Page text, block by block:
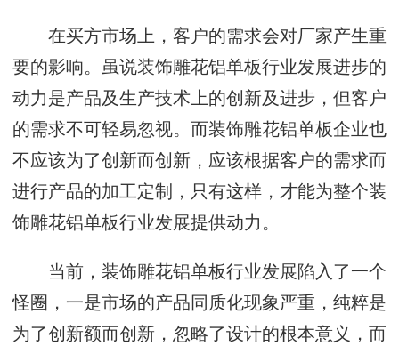
在买方市场上，客户的需求会对厂家产生重
要的影响。虽说装饰雕花铝单板行业发展进步的
动力是产品及生产技术上的创新及进步，但客户
的需求不可轻易忽视。而装饰雕花铝单板企业也
不应该为了创新而创新，应该根据客户的需求而
进行产品的加工定制，只有这样，才能为整个装
饰雕花铝单板行业发展提供动力。
当前，装饰雕花铝单板行业发展陷入了一个
怪圈，一是市场的产品同质化现象严重，纯粹是
为了创新额而创新，忽略了设计的根本意义，而